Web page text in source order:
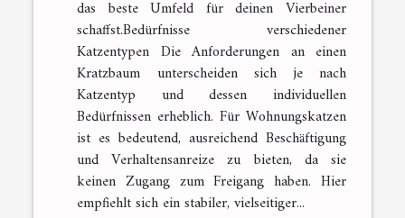
das beste Umfeld für deinen Vierbeiner
schaffst.Bedürfnisse verschiedener
Katzentypen Die Anforderungen an einen
Kratzbaum unterscheiden sich je nach
Katzentyp und dessen individuellen
Bedürfnissen erheblich. Für Wohnungskatzen
ist es bedeutend, ausreichend Beschäftigung
und Verhaltensanreize zu bieten, da sie
keinen Zugang zum Freigang haben. Hier
empfiehlt sich ein stabiler, vielseitiger...